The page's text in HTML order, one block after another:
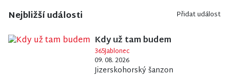
Nejbližší události Přidat událost
Kdy už tam budem
365Jablonec
09. 08. 2026
Jizerskohorský šanzon